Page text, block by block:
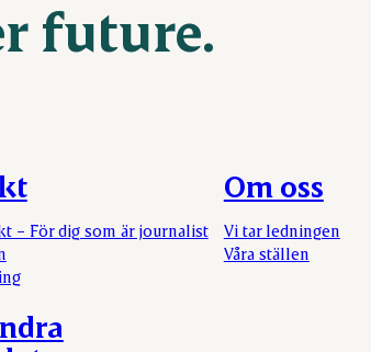
future.
– För dig som är journalist
Om oss
Vi tar ledningen
Våra ställen